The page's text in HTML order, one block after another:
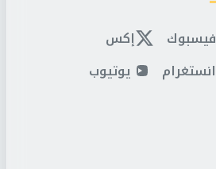
فيسبوك
إكس
انستغرام
يوتيوب